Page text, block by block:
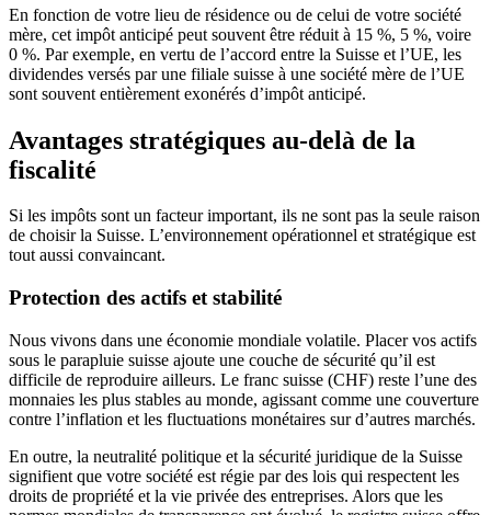
En fonction de votre lieu de résidence ou de celui de votre société
mère, cet impôt anticipé peut souvent être réduit à 15 %, 5 %, voire
0 %. Par exemple, en vertu de l’accord entre la Suisse et l’UE, les
dividendes versés par une filiale suisse à une société mère de l’UE
sont souvent entièrement exonérés d’impôt anticipé.
Avantages stratégiques au-delà de la
fiscalité
Si les impôts sont un facteur important, ils ne sont pas la seule raison
de choisir la Suisse. L’environnement opérationnel et stratégique est
tout aussi convaincant.
Protection des actifs et stabilité
Nous vivons dans une économie mondiale volatile. Placer vos actifs
sous le parapluie suisse ajoute une couche de sécurité qu’il est
difficile de reproduire ailleurs. Le franc suisse (CHF) reste l’une des
monnaies les plus stables au monde, agissant comme une couverture
contre l’inflation et les fluctuations monétaires sur d’autres marchés.
En outre, la neutralité politique et la sécurité juridique de la Suisse
signifient que votre société est régie par des lois qui respectent les
droits de propriété et la vie privée des entreprises. Alors que les